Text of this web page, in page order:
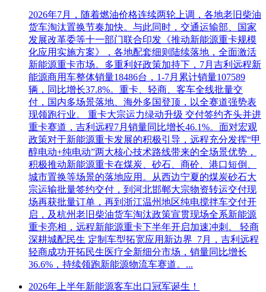
2026年7月，随着燃油价格连续两轮上调，各地老旧柴油
货车淘汰置换节奏加快。与此同时，交通运输部、国家
发展改革委等十一部门联合印发《推动新能源重卡规模
化应用实施方案》，各地配套细则陆续落地，全面激活
新能源重卡市场。多重利好政策加持下，7月吉利远程新
能源商用车整体销量18486台，1-7月累计销量107589
辆，同比增长37.8%。重卡、轻商、客车全线批量交
付，国内多场景落地、海外多国登顶，以全赛道强势表
现领跑行业。 重卡大宗运力绿动升级 交付签约齐头并进
重卡赛道，吉利远程7月销量同比增长46.1%。面对宏观
政策对于新能源重卡发展的积极引导，远程充分发挥“甲
醇电动+纯电动”两大核心技术路线带来的全场景优势，
积极推动新能源重卡在煤炭、砂石、商砼、港口短倒、
城市置换等场景的落地应用。从西边宁夏的煤炭砂石大
宗运输批量签约交付，到河北邯郸大宗物资转运交付现
场再获批量订单，再到浙江温州地区纯电搅拌车交付开
启，及杭州老旧柴油货车淘汰政策宣贯现场全系新能源
重卡亮相，远程新能源重卡下半年开启加速冲刺。 轻商
深耕城配民生 定制车型拓宽应用新边界 7月，吉利远程
轻商成功开拓民生医疗全新细分市场，销量同比增长
36.6%，持续领跑新能源物流车赛道。...
2026年上半年新能源客车出口冠军诞生！